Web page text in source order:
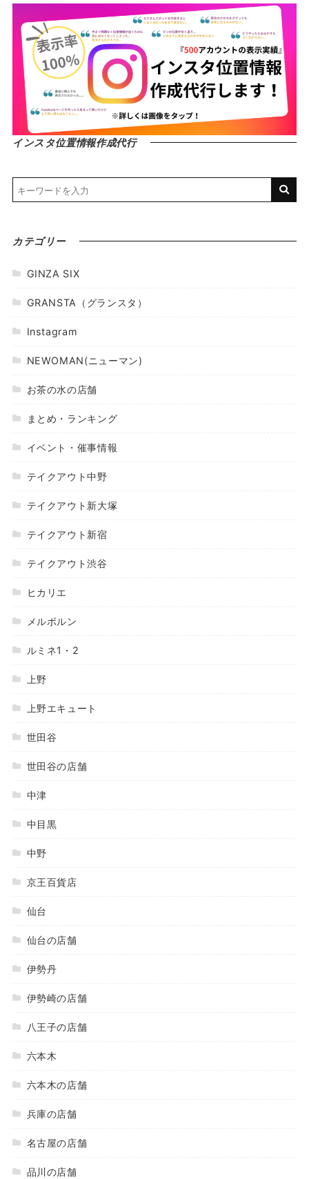
インスタ位置情報作成代行
カテゴリー
GINZA SIX
GRANSTA（グランスタ）
Instagram
NEWOMAN(ニューマン)
お茶の水の店舗
まとめ・ランキング
イベント・催事情報
テイクアウト中野
テイクアウト新大塚
テイクアウト新宿
テイクアウト渋谷
ヒカリエ
メルボルン
ルミネ1・2
上野
上野エキュート
世田谷
世田谷の店舗
中津
中目黒
中野
京王百貨店
仙台
仙台の店舗
伊勢丹
伊勢崎の店舗
八王子の店舗
六本木
六本木の店舗
兵庫の店舗
名古屋の店舗
品川の店舗